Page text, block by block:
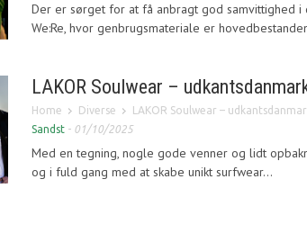
Der er sørget for at få anbragt god samvittighed i
We:Re, hvor genbrugsmateriale er
LAKOR Soulwear –
Home Diverse LAKOR Soulwear –
Sandst - 01/10/2025
Med en tegning, nogle gode venner og lidt
og i fuld gang med at skabe unikt surfwear...